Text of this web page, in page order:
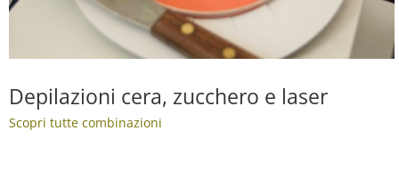
Depilazioni cera, zucchero e laser
Scopri tutte combinazioni